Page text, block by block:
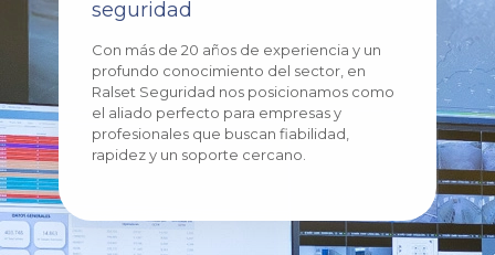
seguridad
Con más de 20 años de experiencia y un
profundo conocimiento del sector, en
Ralset Seguridad nos posicionamos como
el aliado perfecto para empresas y
profesionales que buscan fiabilidad,
rapidez y un soporte cercano.